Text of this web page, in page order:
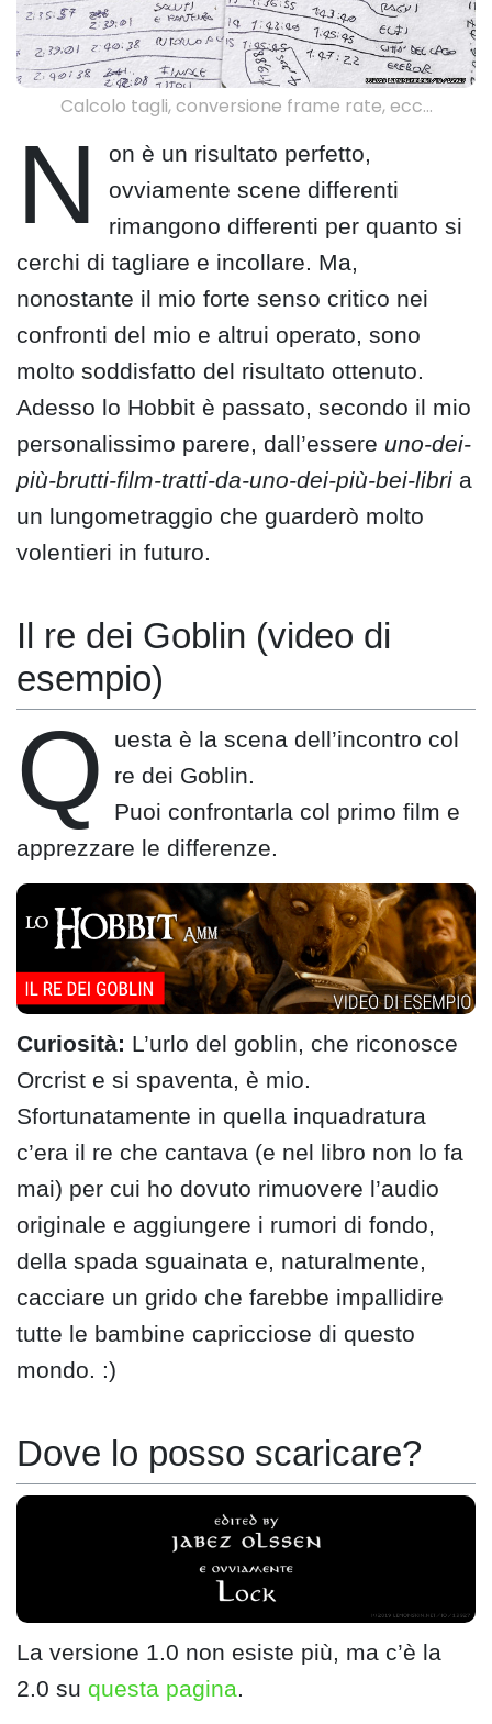
Calcolo tagli, conversione frame rate, ecc…
N
on è un risultato perfetto,
ovviamente scene differenti
rimangono differenti per quanto si
cerchi di tagliare e incollare. Ma,
nonostante il mio forte senso critico nei
confronti del mio e altrui operato, sono
molto soddisfatto del risultato ottenuto.
Adesso lo Hobbit è passato, secondo il mio
personalissimo parere, dall’essere uno-dei-
più-brutti-film-tratti-da-uno-dei-più-bei-libri a
un lungometraggio che guarderò molto
volentieri in futuro.
Il re dei Goblin (video di
esempio)
Q
uesta è la scena dell’incontro col
re dei Goblin.
Puoi confrontarla col primo film e
apprezzare le differenze.
Curiosità: L’urlo del goblin, che riconosce
Orcrist e si spaventa, è mio.
Sfortunatamente in quella inquadratura
c’era il re che cantava (e nel libro non lo fa
mai) per cui ho dovuto rimuovere l’audio
originale e aggiungere i rumori di fondo,
della spada sguainata e, naturalmente,
cacciare un grido che farebbe impallidire
tutte le bambine capricciose di questo
mondo. :)
Dove lo posso scaricare?
La versione 1.0 non esiste più, ma c’è la
2.0 su questa pagina.